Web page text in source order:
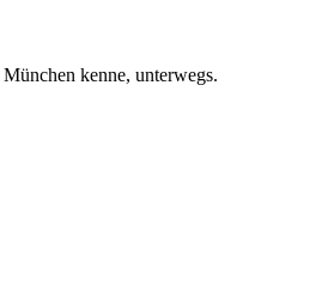
kenne, unterwegs.